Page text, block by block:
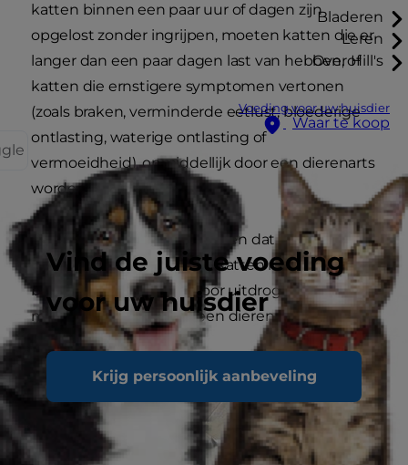
Bladeren
Leren
Over Hill's
Voeding voor uw huisdier
Waar te koop
Vind de juiste voeding
voor uw huisdier
Krijg persoonlijk aanbeveling
katten binnen een paar uur of dagen zijn
opgelost zonder ingrijpen, moeten katten die er
langer dan een paar dagen last van hebben, of
katten die ernstigere symptomen vertonen
(zoals braken, verminderde eetlust, bloederige
ontlasting, waterige ontlasting of
vermoeidheid), onmiddellijk door een dierenarts
worden onderzocht.
Het is belangrijk op te merken dat kleinere
katten, kittens en oudere katten met diarree
bijzonder gevoelig zijn voor uitdroging. Zij
moeten dus altijd door een dierenarts worden
onderzocht.